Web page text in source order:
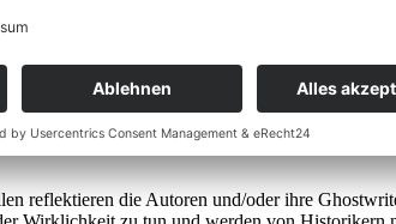
Überlieferung, der nicht für die
wurden dagegen zur
reflektieren die Autoren und/oder ihre